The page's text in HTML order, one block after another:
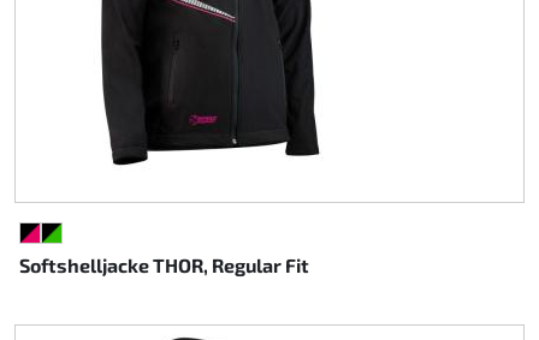
Softshelljacke THOR, Regular Fit
SCHWARZ/PINK
SCHWARZ/GRÜN